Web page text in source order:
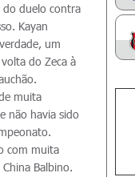
duelo contra
Kayan
um
do Zeca à
muita
não havia sido
com muita
Balbino.